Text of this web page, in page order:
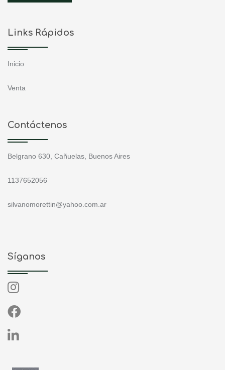
Links Rápidos
Inicio
Venta
Contáctenos
Belgrano 630, Cañuelas, Buenos Aires
1137652056
silvanomorettin@yahoo.com.ar
Síganos